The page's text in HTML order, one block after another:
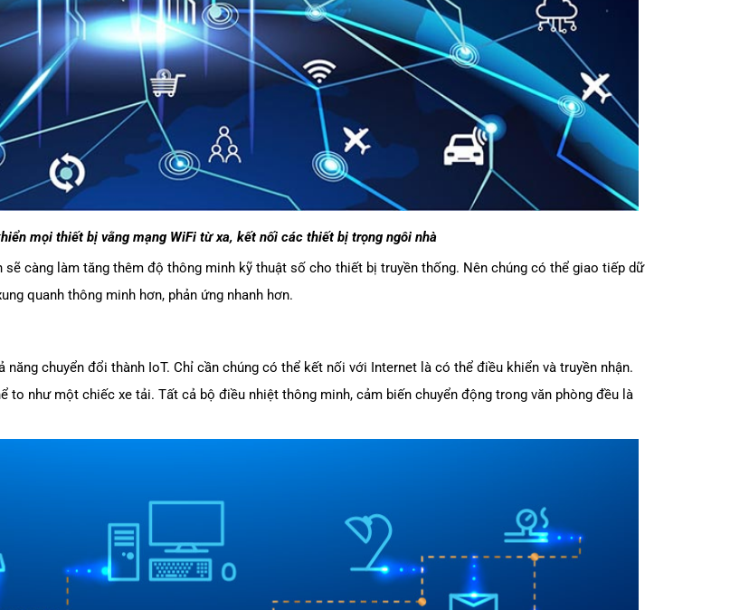
mọi thiết bị vằng mạng WiFi từ xa, kết nối các thiết bị trọng ngôi nhà
càng làm tăng thêm độ thông minh kỹ thuật số cho thiết bị truyền thống. Nên chúng có thể giao tiếp dữ
quanh thông minh hơn, phản ứng nhanh hơn.
chuyển đổi thành IoT. Chỉ cần chúng có thể kết nối với Internet là có thể điều khiển và truyền nhận.
như một chiếc xe tải. Tất cả bộ điều nhiệt thông minh, cảm biến chuyển động trong văn phòng đều là